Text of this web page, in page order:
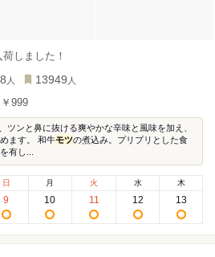
しました！
人 13949 人
999
ツンと鼻に抜ける爽やかな辛味と風味を加え、
ます。 和牛モツの煮込み。プリプリとした食
有し...
日
9
月
10
火
11
水
12
木
13